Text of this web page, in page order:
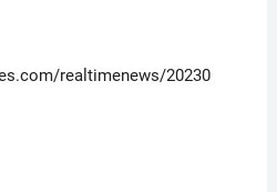
realtimenews/20230